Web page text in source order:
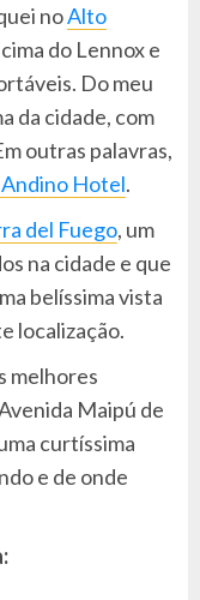
noAlto
do Lennox e
Do meu
da cidade, com
outras palavras,
Hotel.
del Fuego, um
na cidade e que
belíssima vista
localização.
melhores
Maipú de
curtíssima
e de onde